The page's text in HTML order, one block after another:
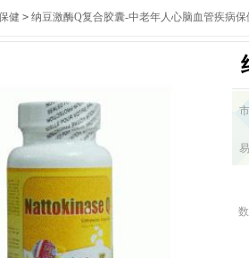
健 > 纳豆激酶Q复合胶囊-中老年人心脑血管疾病保